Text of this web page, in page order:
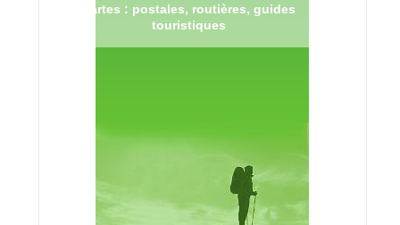
Cartes : postales, routières, guides
touristiques